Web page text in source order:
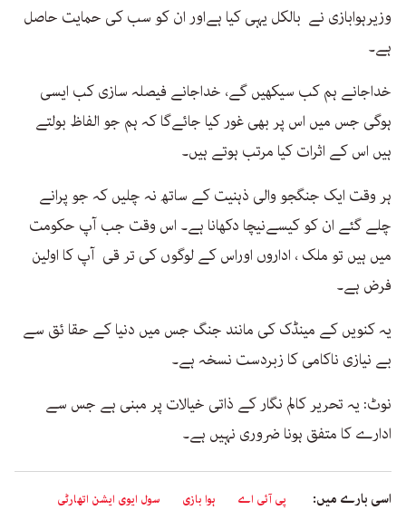
وزیرہوابازی نے بالکل یہی کیا ہےاور ان کو سب کی حمایت حاصل
ہے۔
خداجانے ہم کب سیکھیں گے، خداجانے فیصلہ سازی کب ایسی
ہوگی جس میں اس پر بھی غور کیا جائےگا کہ ہم جو الفاظ بولتے
ہیں اس کے اثرات کیا مرتب ہوتے ہیں۔
ہر وقت ایک جنگجو والی ذہنیت کے ساتھ نہ چلیں کہ جو پرانے
چلے گئے ان کو کیسےنیچا دکھانا ہے۔ اس وقت جب آپ حکومت
میں ہیں تو ملک ، اداروں اوراس کے لوگوں کی تر قی آپ کا اولین
فرض ہے۔
یہ کنویں کے مینڈک کی مانند جنگ جس میں دنیا کے حقا ئق سے
بے نیازی ناکامی کا زبردست نسخہ ہے۔
نوٹ: یہ تحریر کالم نگار کے ذاتی خیالات پر مبنی ہے جس سے
ادارے کا متفق ہونا ضروری نہیں ہے۔
اسی بارے میں: پی آئی اے ہوا بازی
سول ایوی ایشن اتھارٹی